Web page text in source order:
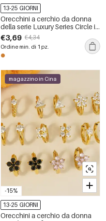
13-25 GIORNI
Orecchini a cerchio da donna
della serie Luxury Series Circle in
acciaio inossidabile,
impermeabili, color oro, con
zirconi.
€3,69 €4,34
Ordine min. di 1 pz.
-15%
magazzino in Cina
13-25 GIORNI
Orecchini a cerchio da donna